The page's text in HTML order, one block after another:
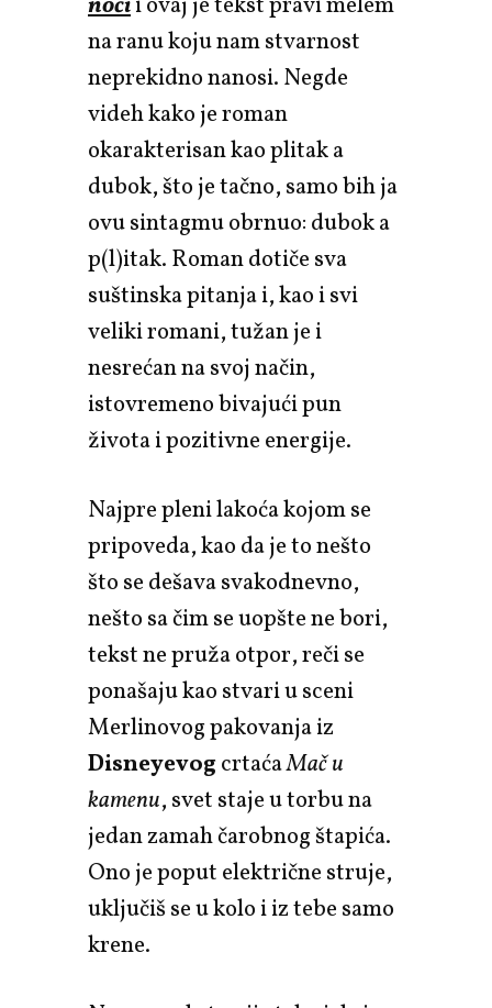
na ranu koju nam stvarnost
neprekidno nanosi. Negde
videh kako je roman
okarakterisan kao plitak a
dubok, što je tačno, samo bih ja
ovu sintagmu obrnuo: dubok a
p(l)itak. Roman dotiče sva
suštinska pitanja i, kao i svi
veliki romani, tužan je i
nesrećan na svoj način,
istovremeno bivajući pun
života i pozitivne energije.
Najpre pleni lakoća kojom se
pripoveda, kao da je to nešto
što se dešava svakodnevno,
nešto sa čim se uopšte ne bori,
tekst ne pruža otpor, reči se
ponašaju kao stvari u sceni
Merlinovog pakovanja iz
DisneyevogcrtaćaMač u
kamenu, svet staje u torbu na
jedan zamah čarobnog štapića.
Ono je poput električne struje,
uključiš se u kolo i iz tebe samo
krene.